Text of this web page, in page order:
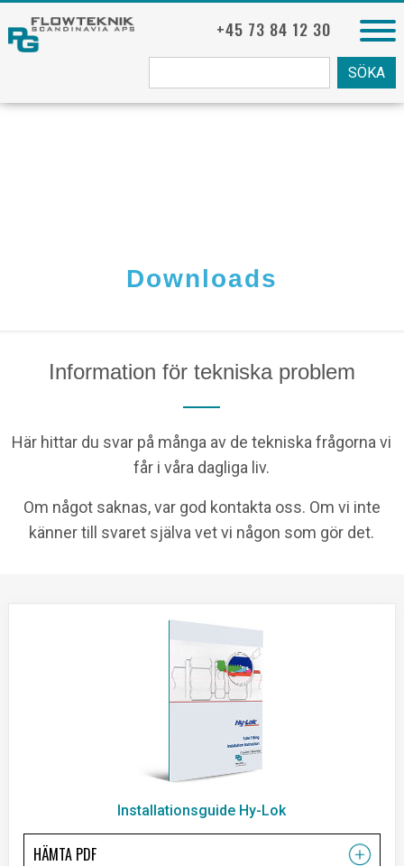
+45 73 84 12 30
Downloads
Information för tekniska problem
Här hittar du svar på många av de tekniska frågorna vi
får i våra dagliga liv.
Om något saknas, var god kontakta oss. Om vi inte
känner till svaret själva vet vi någon som gör det.
Installationsguide Hy-Lok
HÄMTA PDF